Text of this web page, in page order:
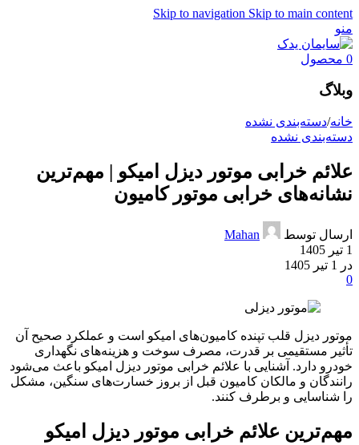
Skip to navigation Skip to main content
منو
0 محصول
وبلاگ
خانه/دسته‌بندی نشده
دسته‌بندی نشده
علائم خرابی موتور دیزل امیکو | مهم‌ترین
نشانه‌های خرابی موتور کامیون
ارسال توسط
Mahan
1 تیر 1405
در 1 تیر 1405
0
موتور دیزل قلب تپنده کامیون‌های امیکو است و عملکرد صحیح آن
تأثیر مستقیمی بر قدرت، مصرف سوخت و هزینه‌های نگهداری
خودرو دارد. آشنایی با علائم خرابی موتور دیزل امیکو باعث می‌شود
رانندگان و مالکان کامیون قبل از بروز خسارت‌های سنگین، مشکل
را شناسایی و برطرف کنند.
مهم‌ترین علائم خرابی موتور دیزل امیکو